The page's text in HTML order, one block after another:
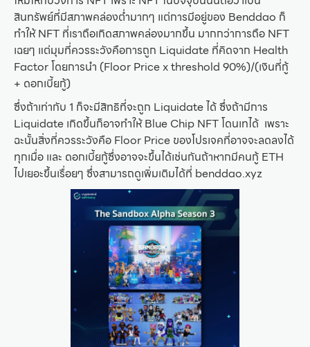
สินทรัพย์ที่มีสภาพคล่องต่ำมากๆ แต่การมีอยู่ของ Benddao ก็
ทำให้ NFT ที่เราถือเกิดสภาพคล่องมากขึ้น มากกว่าการถือ NFT
เฉยๆ แต่มุมที่ควรระวังคือการถูก Liquidate ที่คิดจาก Health
Factor โดยการนำ (Floor Price x threshold 90%)/(เงินที่กู้
+ ดอกเบี้ยกู้)
ซึ่งถ้าเท่ากับ 1 ก็จะมีสิทธิที่จะถูก Liquidate ได้ ซึ่งถ้ามีการ
Liquidate เกิดขึ้นก็อาจทำให้ Blue Chip NFT โดนเทได้ เพราะ
ฉะนั้นสิ่งที่ควรระวังคือ Floor Price ของโปรเจคที่อาจจะลดลงได้
ทุกเมื่อ และ ดอกเบี้ยกู้ซึ่งอาจจะขึ้นได้เช่นกันถ้าหากมีคนกู้ ETH
ไปเยอะขึ้นเรื่อยๆ ซึ่งสามารถดูเพิ่มเติมได้ที่ benddao.xyz